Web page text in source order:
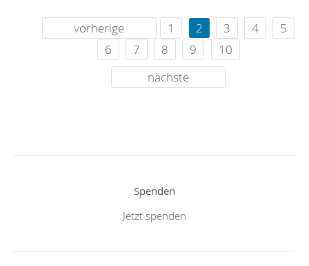
vorherige 1 2 3 4
5
6
7 8 9
10
nächste
Spenden
Jetzt spenden